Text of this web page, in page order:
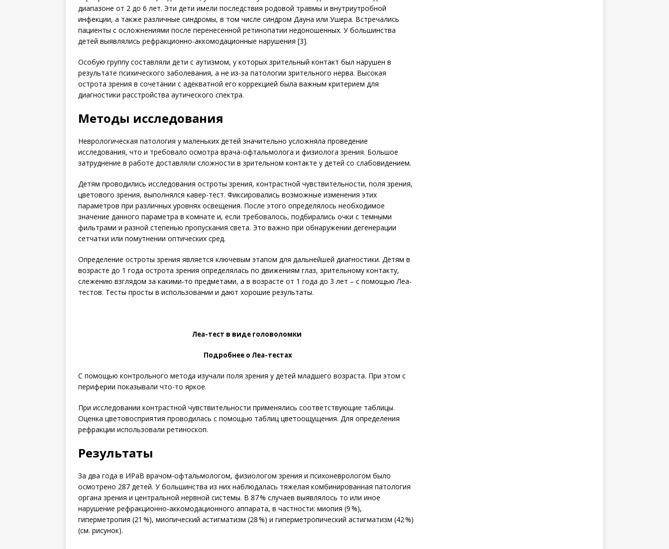
диапазоне от 2 до 6 лет. Эти дети имели последствия родовой травмы и внутриутробной
инфекции, а также различные синдромы, в том числе синдром Дауна или Ушера. Встречались
пациенты с осложнениями после перенесенной ретинопатии недоношенных. У большинства
детей выявлялись рефракционно-аккомодационные нарушения [3].
Особую группу составляли дети с аутизмом, у которых зрительный контакт был нарушен в
результате психического заболевания, а не из-за патологии зрительного нерва. Высокая
острота зрения в сочетании с адекватной его коррекцией была важным критерием для
диагностики расстройства аутического спектра.
Методы исследования
Неврологическая патология у маленьких детей значительно усложняла проведение
исследования, что и требовало осмотра врача-оф­таль­молога и физиолога зрения. Большое
затруднение в работе доставляли сложности в зрительном контакте у детей со слабовидением.
Детям проводились исследования остроты зрения, контрастной чувствительности, поля зрения,
цветового зрения, выполнялся кавер-тест. Фиксировались возможные изменения этих
параметров при различных уровнях освещения. После этого определялось необходимое
значение данного параметра в комнате и, если требовалось, подбирались очки с темными
фильтрами и разной степенью пропускания света. Это важно при обнаружении дегенерации
сетчатки или помутнении оптических сред.
Определение остроты зрения является ключевым этапом для дальнейшей диагностики. Детям в
возрасте до 1 года острота зрения определялась по движениям глаз, зрительному контакту,
слежению взглядом за какими-то предметами, а в возрасте от 1 года до 3 лет – с помощью Леа-
тестов. Тесты просты в использовании и дают хорошие результаты.
Леа-тест в виде головоломки
Подробнее о Леа-тестах
С помощью контрольного метода изучали поля зрения у детей младшего возраста. При этом с
периферии показывали что-то яркое.
При исследовании контрастной чувствительности применялись соответствующие таблицы.
Оценка цветовосприятия проводилась с помощью таблиц цветоощущения. Для определения
рефракции использовали ретиноскоп.
Результаты
За два года в ИРаВ врачом-офтальмологом, физиологом зрения и психоневрологом было
осмотрено 287 детей. У большинства из них наблюдалась тяжелая комбинированная патология
органа зрения и центральной нервной системы. В 87 % случаев выявлялось то или иное
нарушение рефракционно-аккомодационного аппарата, в частности: миопия (9 %),
гиперметропия (21 %), миопический астигматизм (28 %) и гиперметропический астигматизм (42 %)
(см. рисунок).